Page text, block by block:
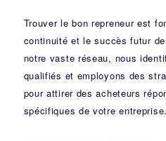
Trouver le bon repreneur est
continuité et le succès futur
notre vaste réseau, nous
qualifiés et employons des
pour attirer des acheteurs
spécifiques de votre entreprise.